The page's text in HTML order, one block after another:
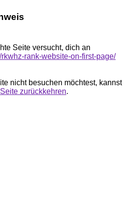
Seite versucht, dich an
rank-website-on-first-page/
nicht besuchen möchtest, kannst
zurückkehren.